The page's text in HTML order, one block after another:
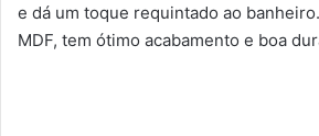
e dá um toque requintado ao
MDF, tem ótimo acabamento e boa